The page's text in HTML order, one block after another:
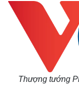
Thượng tướng